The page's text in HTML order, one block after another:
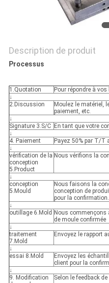
Description de produit
Processus
1.Quotation
Pour répondre à vos
↓
2.Discussion
Moulez le matériel,
paiement, etc.
↓
Signature 3.S/C En tant que votre
↓
4. Paiement
Payez 50% par T/T
↓
vérification de la
conception
5.Product
Nous vérifions la
↓
conception
5.Mould
Nous faisons la
conception de
pour la confirmation.
↓
outillage 6.Mold Nous commençons
de moule confirmée
↓
traitement
7.Mold
Envoyez le rapport
↓
essai 8.Mold
Envoyez les
client pour la
↓
9. Modification
Selon le feedback